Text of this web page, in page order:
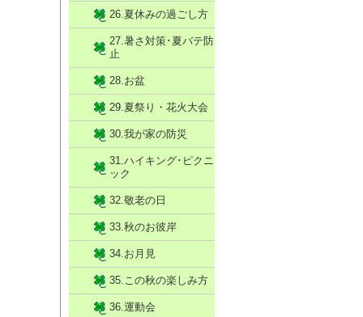
26.夏休みの過ごし方
27.暑さ対策･夏バテ防
止
28.お盆
29.夏祭り・花火大会
30.我が家の防災
31.ハイキング･ピクニ
ック
32.敬老の日
33.秋のお彼岸
34.お月見
35.この秋の楽しみ方
36.運動会